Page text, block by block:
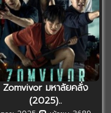
Zomvivor มหาลัยคลั่ง
(2025)..